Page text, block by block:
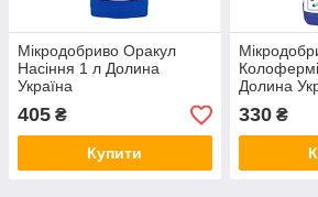
Мікродобриво Оракул
Насіння 1 л Долина
Україна
405 ₴
Купити
Долина
330₴